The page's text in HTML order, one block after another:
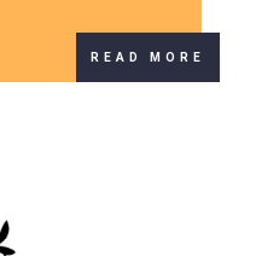
READ MORE